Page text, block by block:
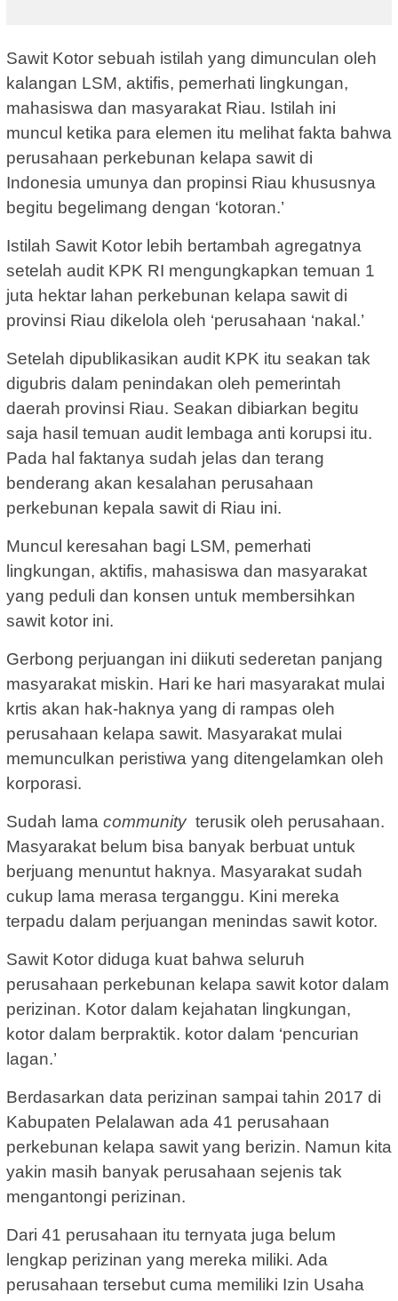
Sawit Kotor sebuah istilah yang dimunculan oleh
kalangan LSM, aktifis, pemerhati lingkungan,
mahasiswa dan masyarakat Riau. Istilah ini
muncul ketika para elemen itu melihat fakta bahwa
perusahaan perkebunan kelapa sawit di
Indonesia umunya dan propinsi Riau khususnya
begitu begelimang dengan ‘kotoran.’
Istilah Sawit Kotor lebih bertambah agregatnya
setelah audit KPK RI mengungkapkan temuan 1
juta hektar lahan perkebunan kelapa sawit di
provinsi Riau dikelola oleh ‘perusahaan ‘nakal.’
Setelah dipublikasikan audit KPK itu seakan tak
digubris dalam penindakan oleh pemerintah
daerah provinsi Riau. Seakan dibiarkan begitu
saja hasil temuan audit lembaga anti korupsi itu.
Pada hal faktanya sudah jelas dan terang
benderang akan kesalahan perusahaan
perkebunan kepala sawit di Riau ini.
Muncul keresahan bagi LSM, pemerhati
lingkungan, aktifis, mahasiswa dan masyarakat
yang peduli dan konsen untuk membersihkan
sawit kotor ini.
Gerbong perjuangan ini diikuti sederetan panjang
masyarakat miskin. Hari ke hari masyarakat mulai
krtis akan hak-haknya yang di rampas oleh
perusahaan kelapa sawit. Masyarakat mulai
memunculkan peristiwa yang ditengelamkan oleh
korporasi.
Sudah lama community terusik oleh perusahaan.
Masyarakat belum bisa banyak berbuat untuk
berjuang menuntut haknya. Masyarakat sudah
cukup lama merasa terganggu. Kini mereka
terpadu dalam perjuangan menindas sawit kotor.
Sawit Kotor diduga kuat bahwa seluruh
perusahaan perkebunan kelapa sawit kotor dalam
perizinan. Kotor dalam kejahatan lingkungan,
kotor dalam berpraktik. kotor dalam ‘pencurian
lagan.’
Berdasarkan data perizinan sampai tahin 2017 di
Kabupaten Pelalawan ada 41 perusahaan
perkebunan kelapa sawit yang berizin. Namun kita
yakin masih banyak perusahaan sejenis tak
mengantongi perizinan.
Dari 41 perusahaan itu ternyata juga belum
lengkap perizinan yang mereka miliki. Ada
perusahaan tersebut cuma memiliki Izin Usaha